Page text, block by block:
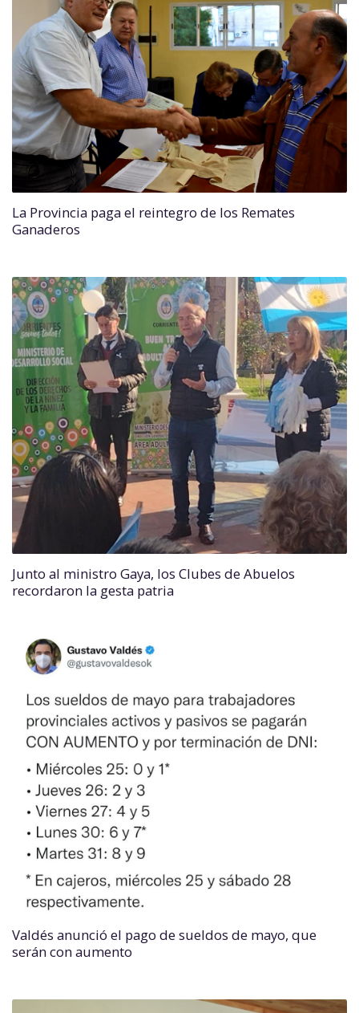
La Provincia paga el reintegro de los Remates
Ganaderos
Junto al ministro Gaya, los Clubes de Abuelos
recordaron la gesta patria
Valdés anunció el pago de sueldos de mayo, que
serán con aumento